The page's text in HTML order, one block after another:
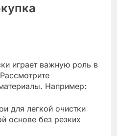
играет важную роль в
Например:
для легкой очистки
основе без резких